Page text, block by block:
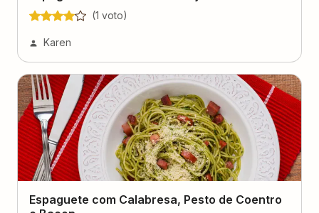
(1 voto)
Karen
Espaguete com Calabresa, Pesto de Coentro